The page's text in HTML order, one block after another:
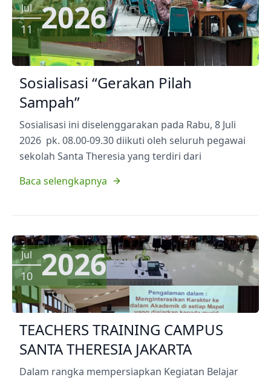
Jul
11 2026
Sosialisasi “Gerakan Pilah
Sampah”
Sosialisasi ini diselenggarakan pada Rabu, 8 Juli
2026 pk. 08.00-09.30 diikuti oleh seluruh pegawai
sekolah Santa Theresia yang terdiri dari
Baca selengkapnya
Jul
10 2026
TEACHERS TRAINING CAMPUS
SANTA THERESIA JAKARTA
Dalam rangka mempersiapkan Kegiatan Belajar